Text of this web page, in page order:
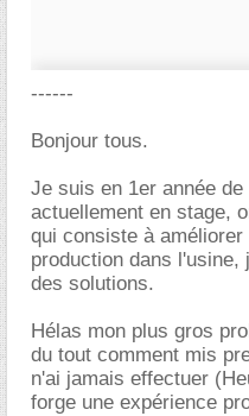
------
Bonjour tous.
Je suis en 1er année
actuellement en stage,
qui consiste à
production dans
des solutions.
Hélas mon plus gros
du tout comment mis
n'ai jamais effectuer
forge une expérience